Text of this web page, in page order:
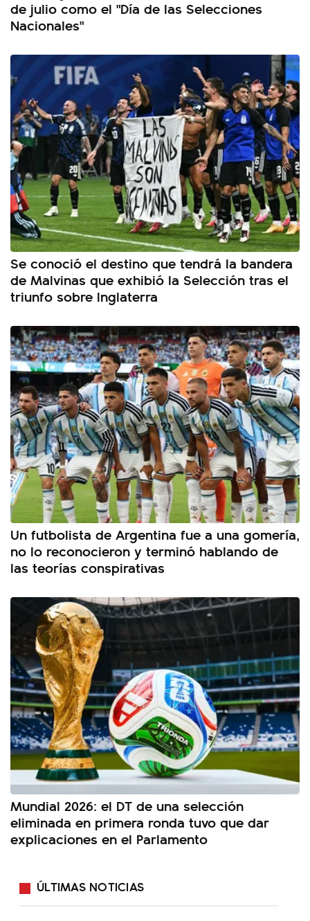
de julio como el "Día de las Selecciones
Nacionales"
Se conoció el destino que tendrá la bandera
de Malvinas que exhibió la Selección tras el
triunfo sobre Inglaterra
Un futbolista de Argentina fue a una gomería,
no lo reconocieron y terminó hablando de
las teorías conspirativas
Mundial 2026: el DT de una selección
eliminada en primera ronda tuvo que dar
explicaciones en el Parlamento
ÚLTIMAS NOTICIAS